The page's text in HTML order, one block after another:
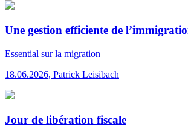
Une gestion efficiente de
Essential sur la migration
18.06.2026, Patrick Leisibach
Jour de libération fiscale